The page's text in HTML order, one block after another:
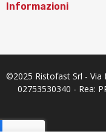
Informazioni
©2025 Ristofast Srl - Via
02753530340 - Rea: